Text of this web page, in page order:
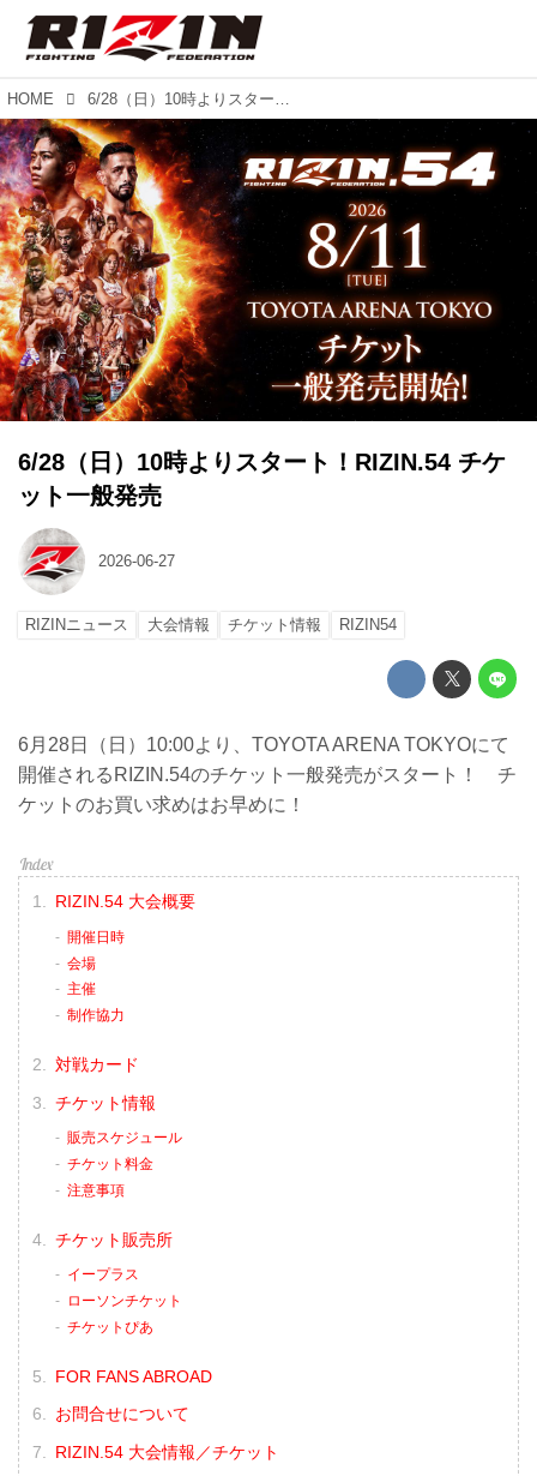
HOME 6/28（日）10時よりスタート！RIZIN.54 チケット一般発売
6/28（日）10時よりスタート！RIZIN.54 チケ
ット一般発売
2026-06-27
RIZINニュース 大会情報 チケット情報 RIZIN54
6月28日（日）10:00より、TOYOTA ARENA TOKYOにて
開催されるRIZIN.54のチケット一般発売がスタート！ チ
ケットのお買い求めはお早めに！
RIZIN.54 大会概要
開催日時
会場
主催
制作協力
対戦カード
チケット情報
販売スケジュール
チケット料金
注意事項
チケット販売所
イープラス
ローソンチケット
チケットぴあ
FOR FANS ABROAD
お問合せについて
RIZIN.54 大会情報／チケット